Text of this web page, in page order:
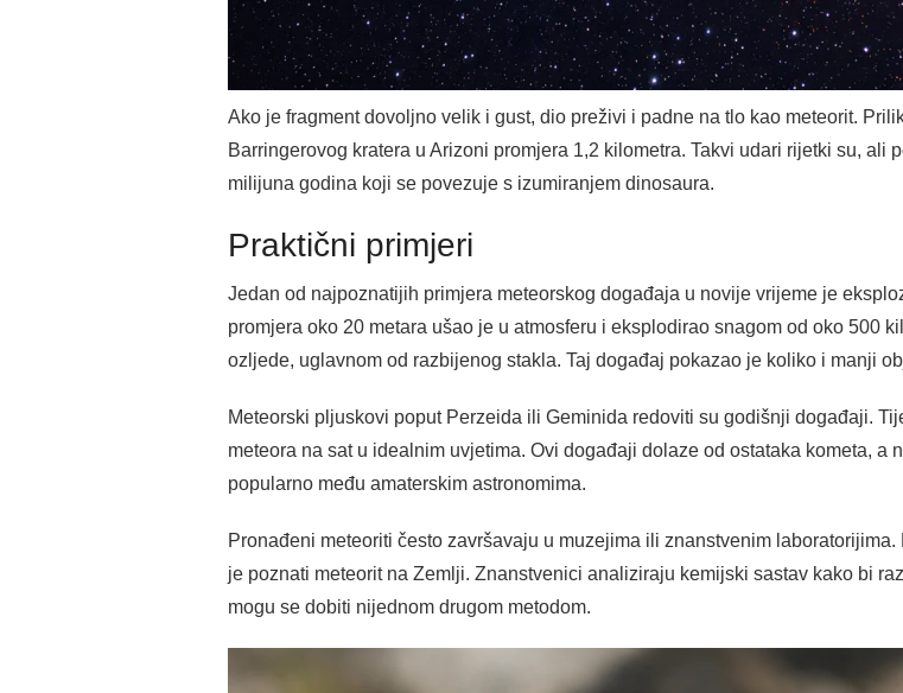
Ako je fragment dovoljno velik i gust, dio preživi i padne na tlo kao meteorit.
Barringerovog kratera u Arizoni promjera 1,2 kilometra. Takvi udari rijetki su,
milijuna godina koji se povezuje s izumiranjem dinosaura.
Praktični primjeri
Jedan od najpoznatijih primjera meteorskog događaja u novije vrijeme je
promjera oko 20 metara ušao je u atmosferu i eksplodirao snagom od oko 500
ozljede, uglavnom od razbijenog stakla. Taj događaj pokazao je koliko i manji
Meteorski pljuskovi poput Perzeida ili Geminida redoviti su godišnji događaji.
meteora na sat u idealnim uvjetima. Ovi događaji dolaze od ostataka kometa, a
popularno među amaterskim astronomima.
Pronađeni meteoriti često završavaju u muzejima ili znanstvenim
je poznati meteorit na Zemlji. Znanstvenici analiziraju kemijski sastav kako bi
mogu se dobiti nijednom drugom metodom.